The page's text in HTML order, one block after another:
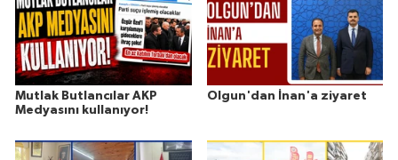
Mutlak Butlancılar AKP
Medyasını kullanıyor!
Olgun'dan İnan'a ziyaret